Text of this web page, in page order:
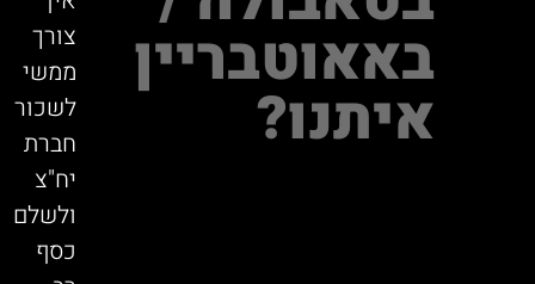
באאוטבריין
איתנו?
צורך
ממשי
לשכור
חברת
יח"צ
ולשלם
כסף